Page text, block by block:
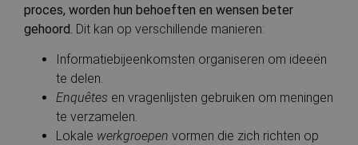
proces, worden hun behoeften en wensen beter
gehoord. Dit kan op verschillende manieren:
Informatiebijeenkomsten organiseren om ideeën
te delen.
Enquêtes en vragenlijsten gebruiken om meningen
te verzamelen.
Lokale werkgroepen vormen die zich richten op